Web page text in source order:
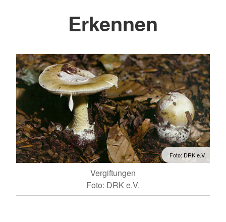
Erkennen
Foto: DRK e.V.
Vergiftungen
Foto: DRK e.V.